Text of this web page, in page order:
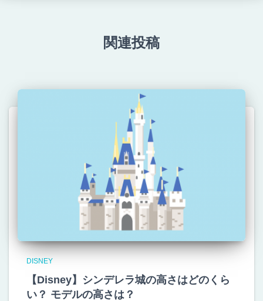
関連投稿
DISNEY
【Disney】シンデレラ城の高さはどのくら
い？ モデルの高さは？